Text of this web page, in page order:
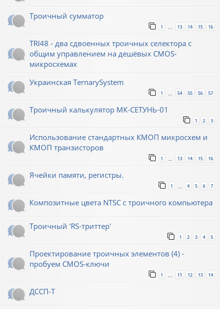
Троичный сумматор
1 13 14 15 16
TRI48 - два сдвоенных троичных селектора с
общим управлением на дешёвых CMOS-
микросхемах
Украинская TernarySystem
1 54 55 56 57
Троичный калькулятор МК-СЕТУНЬ-01
1 2 3
Использование стандартных КМОП микросхем и
КМОП транзисторов
1 13 14 15 16
Ячейки памяти, регистры.
1 4 5 6 7
Композитные цвета NTSC с троичного компьютера
Троичный 'RS-триттер'
1 2 3 4 5
Проектирование троичных элементов (4) -
пробуем CMOS-ключи
1 … 11 12 13 14
ДССП-Т